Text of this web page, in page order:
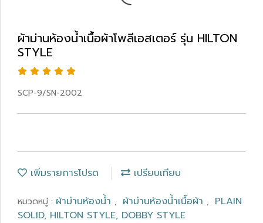
ผ้าม่านห้องน้ำเนื้อผ้าโพลีเอสเตอร์ รุ่น HILTON
STYLE
SCP-9/SN-2002
เพิ่มรายการโปรด เปรียบเทียบ
หมวดหมู่ : ผ้าม่านห้องน้ำ , ผ้าม่านห้องน้ำเนื้อผ้า , PLAIN
SOLID, HILTON STYLE, DOBBY STYLE